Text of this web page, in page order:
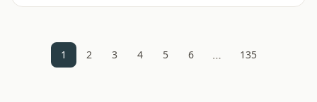
1 2 3 4 5 6 … 135